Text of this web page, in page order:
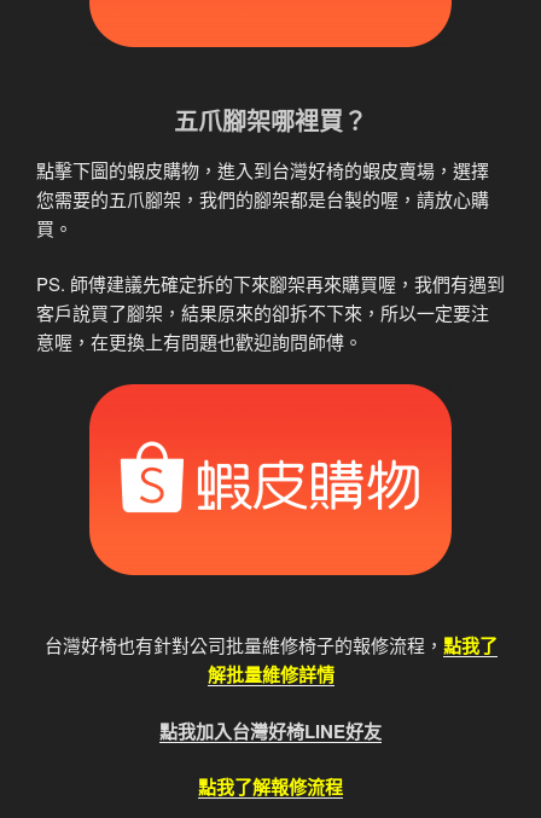
五爪腳架哪裡買？
點擊下圖的蝦皮購物，進入到台灣好椅的蝦皮賣場，選擇
您需要的五爪腳架，我們的腳架都是台製的喔，請放心購
買。
PS. 師傅建議先確定拆的下來腳架再來購買喔，我們有遇到
客戶說買了腳架，結果原來的卻拆不下來，所以一定要注
意喔，在更換上有問題也歡迎詢問師傅。
台灣好椅也有針對公司批量維修椅子的報修流程， 點我了
解批量維修詳情
點我加入台灣好椅LINE好友
點我了解報修流程